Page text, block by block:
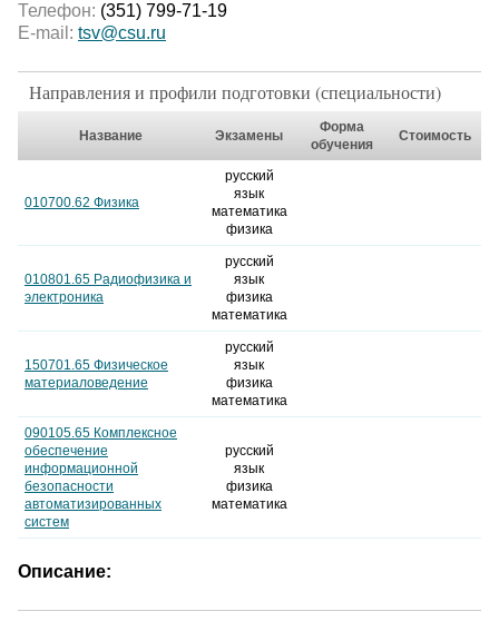
Телефон: (351) 799-71-19
E-mail: tsv@csu.ru
Направления и профили подготовки (специальности)
Название Экзамены
Форма
обучения
Стоимость
010700.62 Физика
русский
язык
математика
физика
010801.65 Радиофизика и
электроника
русский
язык
физика
математика
150701.65 Физическое
материаловедение
русский
язык
физика
математика
090105.65 Комплексное
обеспечение
информационной
безопасности
автоматизированных
систем
русский
язык
физика
математика
Описание: